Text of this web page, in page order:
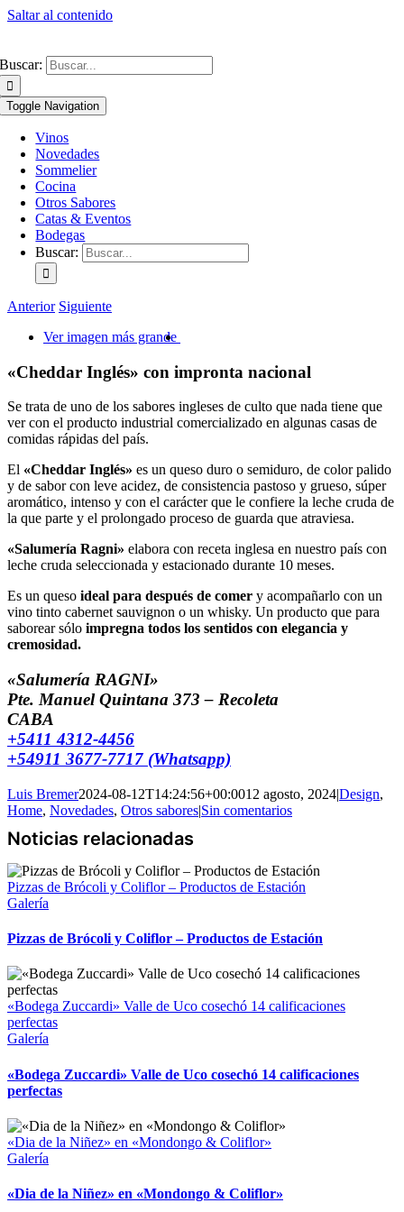
Saltar al contenido
Buscar:
Toggle Navigation
Vinos
Novedades
Sommelier
Cocina
Otros Sabores
Catas & Eventos
Bodegas
Buscar:
Anterior Siguiente
Ver imagen más grande
«Cheddar Inglés» con impronta nacional
Se trata de uno de los sabores ingleses de culto que nada tiene que
ver con el producto industrial comercializado en algunas casas de
comidas rápidas del país.
El «Cheddar Inglés» es un queso duro o semiduro, de color palido
y de sabor con leve acidez, de consistencia pastoso y grueso, súper
aromático, intenso y con el carácter que le confiere la leche cruda de
la que parte y el prolongado proceso de guarda que atraviesa.
«Salumería Ragni» elabora con receta inglesa en nuestro país con
leche cruda seleccionada y estacionado durante 10 meses.
Es un queso ideal para después de comer y acompañarlo con un
vino tinto cabernet sauvignon o un whisky. Un producto que para
saborear sólo impregna todos los sentidos con elegancia y
cremosidad.
«Salumería RAGNI»
Pte. Manuel Quintana 373 – Recoleta
CABA
+5411 4312-4456
+54911 3677-7717 (Whatsapp)
Luis Bremer2024-08-12T14:24:56+00:0012 agosto, 2024|Design,
Home, Novedades, Otros sabores|Sin comentarios
Pizzas de Brócoli y Coliflor – Productos de Estación
Galería
Pizzas de Brócoli y Coliflor – Productos de Estación
«Bodega Zuccardi» Valle de Uco cosechó 14 calificaciones
perfectas
Galería
«Bodega Zuccardi» Valle de Uco cosechó 14 calificaciones
perfectas
«Dia de la Niñez» en «Mondongo & Coliflor»
Galería
«Dia de la Niñez» en «Mondongo & Coliflor»